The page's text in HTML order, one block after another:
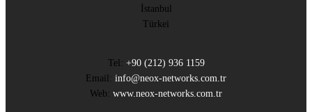
İstanbul
Türkei
Tel: +90 (212) 936 1159
Email: info@neox-networks.com.tr
Web: www.neox-networks.com.tr